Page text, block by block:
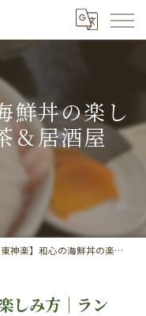
鮮丼の楽し
＆居酒屋
神楽】和心の海鮮丼の楽しみ方｜ランチ・喫茶＆居酒屋 和心
しみ方｜ラン